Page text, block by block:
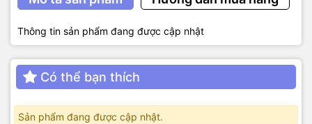
Thông tin sản phẩm đang được cập nhật
Có thể bạn thích
Sản phẩm đang được cập nhật.